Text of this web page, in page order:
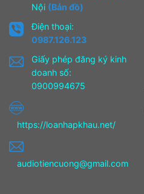
Nội (Bản đồ)
Điện thoại:
0987.126.123
Giấy phép đăng ký kinh
doanh số:
0900994675
https://loanhapkhau.net/
audiotiencuong@gmail.com